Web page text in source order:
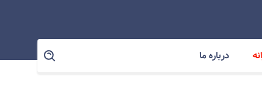
درباره ما